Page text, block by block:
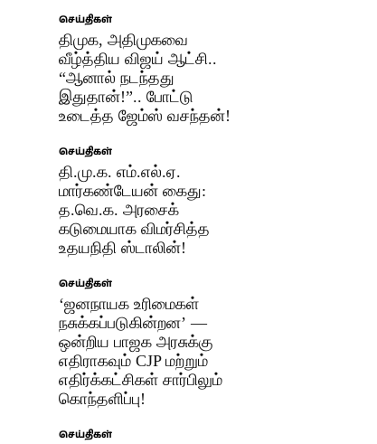
செய்திகள்
திமுக, அதிமுகவை
வீழ்த்திய விஜய் ஆட்சி..
“ஆனால் நடந்தது
இதுதான்!”.. போட்டு
உடைத்த ஜேம்ஸ் வசந்தன்!
செய்திகள்
தி.மு.க. எம்.எல்.ஏ.
மார்கண்டேயன் கைது:
த.வெ.க. அரசைக்
கடுமையாக விமர்சித்த
உதயநிதி ஸ்டாலின்!
செய்திகள்
‘ஜனநாயக உரிமைகள்
நசுக்கப்படுகின்றன’ —
ஒன்றிய பாஜக அரசுக்கு
எதிராகவும் CJP மற்றும்
எதிர்க்கட்சிகள் சார்பிலும்
கொந்தளிப்பு!
செய்திகள்